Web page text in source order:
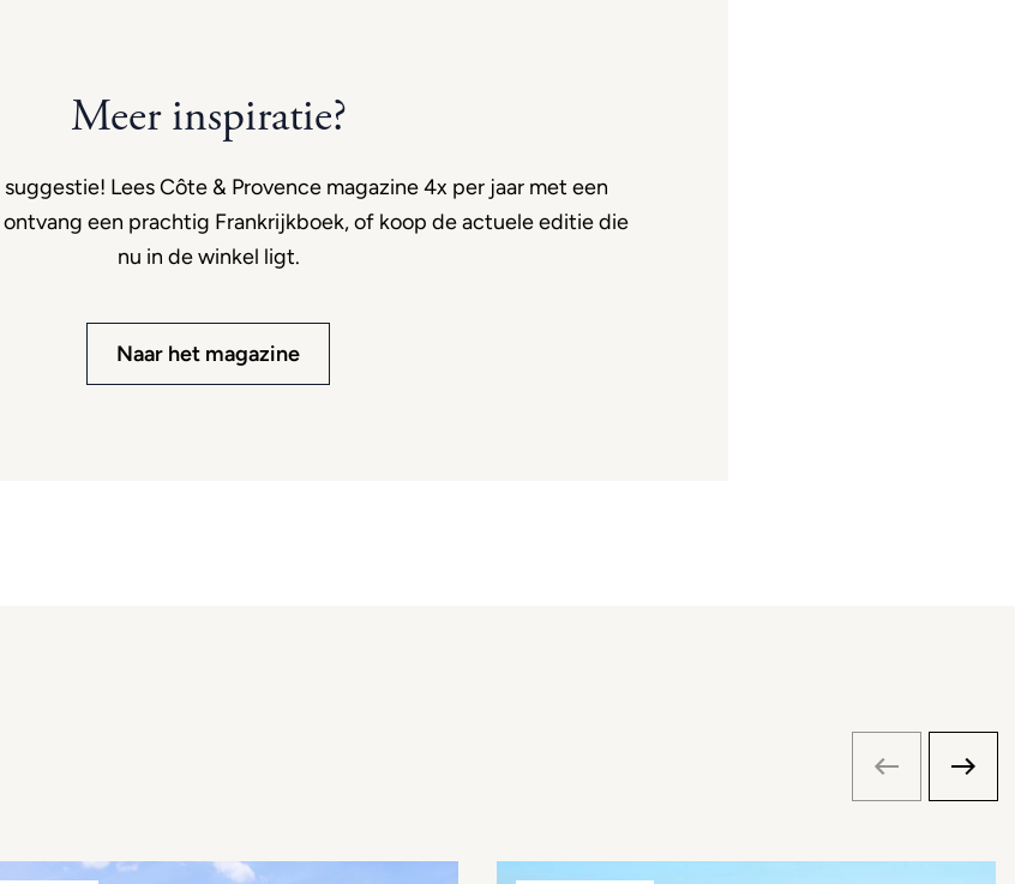
Meer inspiratie?
Lees Côte & Provence magazine 4x per jaar met een
een prachtig Frankrijkboek, of koop de actuele editie die
nu in de winkel ligt.
Naar het magazine